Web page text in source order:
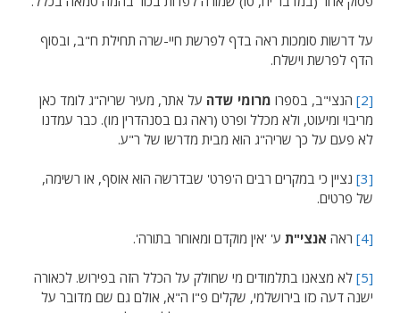
על דרשות סומכות ראה בדף לפרשת חיי-שרה תחילת ח"ב, ובסוף
הדף לפרשת וישלח.
[2] הנצי"ב, בספרו מרומי שדה על אתר, מעיר שריה"ג לומד כאן
מריבוי ומיעוט, ולא מכלל ופרט (ראה גם בסנהדרין מו). כבר עמדנו
לא פעם על כך שריה"ג הוא מבית מדרשו של ר"ע.
[3]
נציין כי במקרים רבים ה'פרט' שבדרשה הוא אוסף, או רשימה,
של פרטים.
[4] ראה אנצי"ת ע' 'אין מוקדם ומאוחר בתורה'.
[5]
לא מצאנו בתלמודים מי שחולק על הכלל הזה בפירוש. לכאורה
ישנה דעה כזו בירושלמי, שקלים פ"ו ה"א, אולם גם שם מדובר על